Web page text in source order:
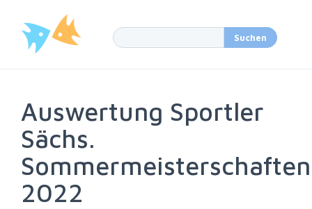
Auswertung Sportler
Sächs.
Sommermeisterschaften
2022